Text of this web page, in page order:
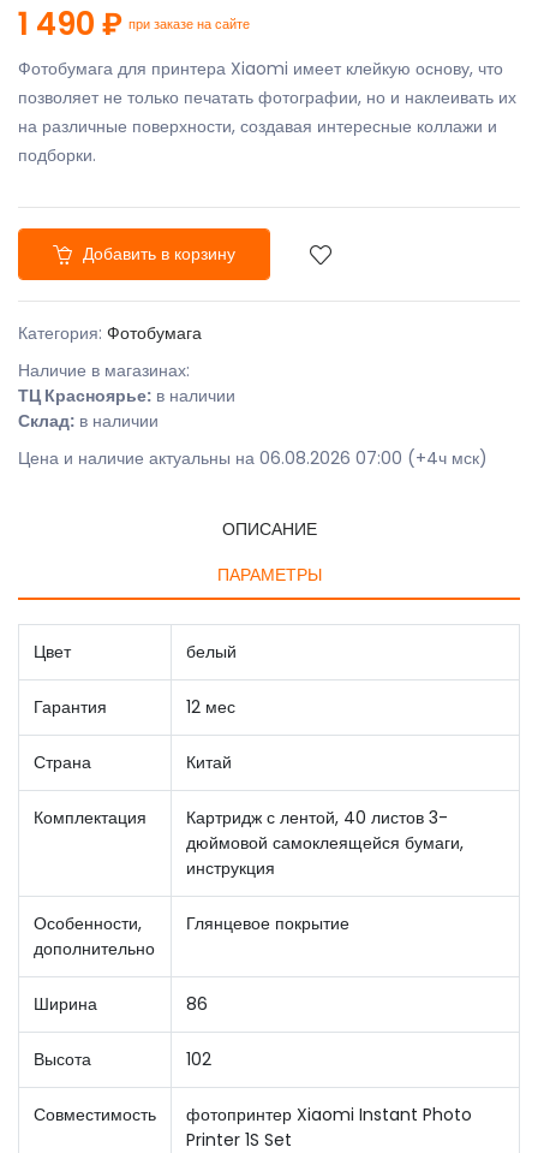
1 490 ₽ при заказе на сайте
Фотобумага для принтера Xiaomi имеет клейкую основу, что
позволяет не только печатать фотографии, но и наклеивать их
на различные поверхности, создавая интересные коллажи и
подборки.
Добавить в корзину
Категория: Фотобумага
Наличие в магазинах:
ТЦ Красноярье: в наличии
Склад: в наличии
Цена и наличие актуальны на 06.08.2026 07:00 (+4ч мск)
ОПИСАНИЕ
ПАРАМЕТРЫ
Цвет белый
Гарантия 12 мес
Страна Китай
Комплектация
Картридж с лентой, 40 листов 3-
дюймовой самоклеящейся бумаги,
инструкция
Особенности,
дополнительно
Глянцевое покрытие
Ширина 86
Высота 102
Совместимость
фотопринтер Xiaomi Instant Photo
Printer 1S Set